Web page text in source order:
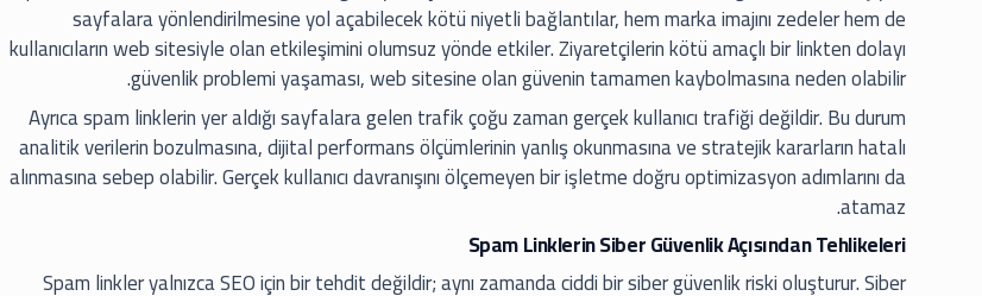
sayfalara yönlendirilmesine yol açabilecek kötü niyetli bağlantılar, hem marka imajını zedeler hem de
kullanıcıların web sitesiyle olan etkileşimini olumsuz yönde etkiler. Ziyaretçilerin kötü amaçlı bir linkten dolayı
güvenlik problemi yaşaması, web sitesine olan güvenin tamamen kaybolmasına neden olabilir.
Ayrıca spam linklerin yer aldığı sayfalara gelen trafik çoğu zaman gerçek kullanıcı trafiği değildir. Bu durum
analitik verilerin bozulmasına, dijital performans ölçümlerinin yanlış okunmasına ve stratejik kararların hatalı
alınmasına sebep olabilir. Gerçek kullanıcı davranışını ölçemeyen bir işletme doğru optimizasyon adımlarını da
atamaz.
Spam Linklerin Siber Güvenlik Açısından Tehlikeleri
Spam linkler yalnızca SEO için bir tehdit değildir; aynı zamanda ciddi bir siber güvenlik riski oluşturur. Siber